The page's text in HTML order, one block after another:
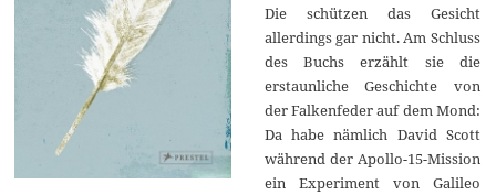
Die schützen das Gesicht
allerdings gar nicht. Am Schluss
des Buchs erzählt sie die
erstaunliche Geschichte von
der Falkenfeder auf dem Mond:
Da habe nämlich David Scott
während der Apollo-15-Mission
ein Experiment von Galileo